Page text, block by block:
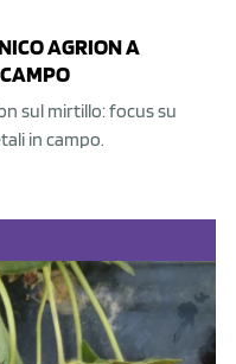
AGRION A
sul mirtillo: focus su
in campo.